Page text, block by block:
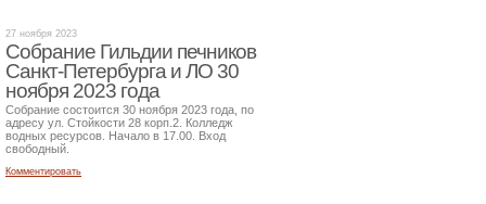
27 ноября 2023
Собрание Гильдии печников
Санкт-Петербурга и ЛО 30
ноября 2023 года
Собрание состоится 30 ноября 2023 года, по
адресу ул. Стойкости 28 корп.2. Колледж
водных ресурсов. Начало в 17.00. Вход
свободный.
Комментировать